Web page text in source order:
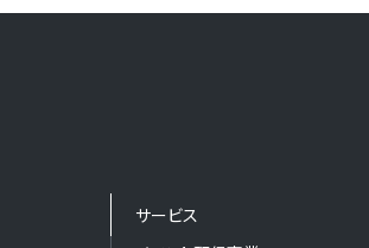
サービス